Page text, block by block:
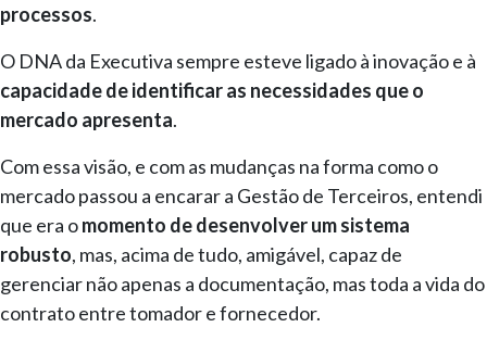
processos.
O DNA da Executiva sempre esteve ligado à inovação e à
capacidade de identificar as necessidades que o
mercado apresenta.
Com essa visão, e com as mudanças na forma como o
mercado passou a encarar a Gestão de Terceiros, entendi
que era omomento de desenvolver um sistema
robusto, mas, acima de tudo, amigável, capaz de
gerenciar não apenas a documentação, mas toda a vida do
contrato entre tomador e fornecedor.